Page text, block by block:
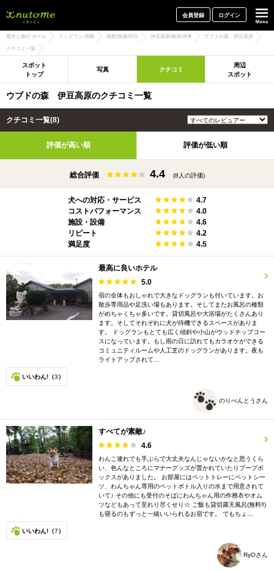
会員登録 ログイン
愛犬と旅行 ホーム ドッグラン 情報 箱根/熱海/伊豆 伊豆高原/熱海/伊東 ウブドの森 伊豆高原
クチコミ一覧
スポット
トップ
写真 クチコミ
周辺
スポット
ウブドの森 伊豆高原のクチコミ一覧
クチコミ一覧(8)
評価が高い順 評価が低い順
総合評価 4.4 (8人の評価)
犬への対応・サービス
4.7
コストパフォーマンス
4.0
施設・設備
4.6
リピート
4.2
満足度
4.5
最高に良いホテル
5.0
宿の全体もおしゃれで大きなドッグランも付いています。お
散歩専用品や足洗い場もあります。そしてまたお風呂の種類
がめちゃくちゃ多いです。貸切風呂や大浴場がたくさんあり
ます。そしてそれぞれに犬が待機できるスペースがありま
す。 ドッグランもとても広く傾斜や小山がウッドチップコー
スになっています。もし雨の日に訪れてもカラオケができる
コミュニティルームや人工芝のドッグランがあります。夜も
ライトアップされて…
いいわん!（3）
のりべんとうさん
すべてが素敵♪
4.6
わんこ連れでも手ぶらで大丈夫なんじゃないかなと思うくら
い、色んなところにマナーグッズが置かれていたりプープボ
ックスがありました。 お部屋にはペットトレーにペットシー
ツ、わんちゃん専用のペットボトル入りの水まで用意されて
いて♪ その他にも受付のそばにわんちゃん用の作務衣やオム
ツなどもあって至れり尽くせり☆ ご飯も貸切露天風呂(無料‼︎)
も寝るのもずっと一緒いいられるお宿です。 でもちょ…
いいわん!（7）
RyOさん